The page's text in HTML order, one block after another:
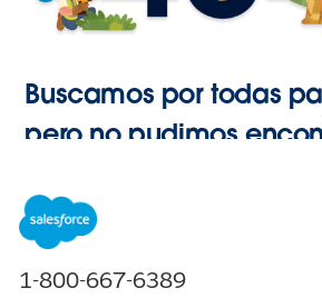
Buscamos por todas
pero no pudimos
1-800-667-6389